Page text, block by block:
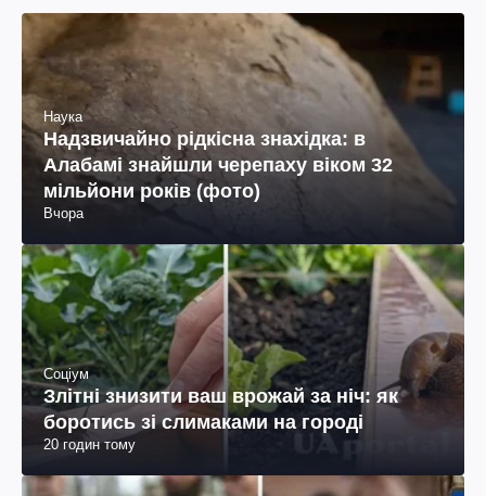
Наука
Надзвичайно рідкісна знахідка: в
Алабамі знайшли черепаху віком 32
мільйони років (фото)
Вчора
Соціум
Злітні знизити ваш врожай за ніч: як
боротись зі слимаками на городі
20 годин тому